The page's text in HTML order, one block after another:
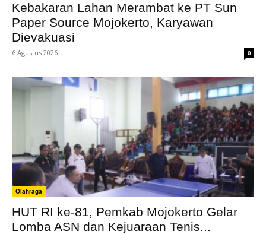
Kebakaran Lahan Merambat ke PT Sun
Paper Source Mojokerto, Karyawan
Dievakuasi
6 Agustus 2026 0
Olahraga
HUT RI ke-81, Pemkab Mojokerto Gelar
Lomba ASN dan Kejuaraan Tenis...